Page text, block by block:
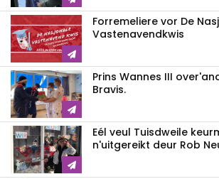
Forremeliere vor De
Vastenavendkwis
Prins Wannes III
Bravis.
Eél veul Tuisdweile
n'uitgereikt deur Rob